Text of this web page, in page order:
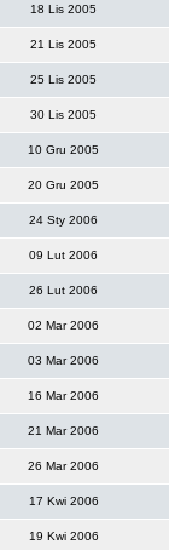
18 Lis 2005
21 Lis 2005
25 Lis 2005
30 Lis 2005
10 Gru 2005
20 Gru 2005
24 Sty 2006
09 Lut 2006
26 Lut 2006
02 Mar 2006
03 Mar 2006
16 Mar 2006
21 Mar 2006
26 Mar 2006
17 Kwi 2006
19 Kwi 2006